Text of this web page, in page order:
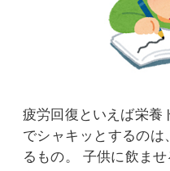
疲労回復といえば栄養
でシャキッとするのは
るもの。
子供に飲ま